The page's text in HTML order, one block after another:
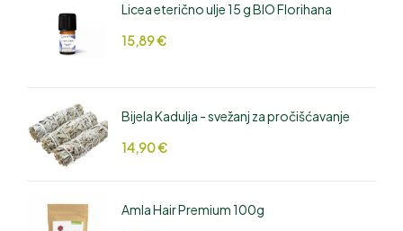
Licea eterično ulje 15 g BIO Florihana
15,89€
Bijela Kadulja - svežanj za pročišćavanje
14,90€
Amla Hair Premium 100g